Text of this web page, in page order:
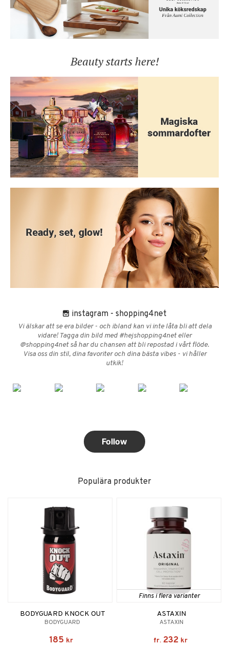
Beauty starts here!
instagram - shopping4net
Vi älskar att se era bilder - och ibland kan vi inte låta bli att dela
vidare! Tagga din bild med #hejshopping4net eller
@shopping4net så har du chansen att bli repostad i vårt flöde.
Visa oss din stil, dina favoriter och dina bästa vibes - vi håller
utkik!
Populära produkter
BODYGUARD KNOCK OUT
BODYGUARD
185 kr
Finns i flera varianter
ASTAXIN
ASTAXIN
fr. 232 kr